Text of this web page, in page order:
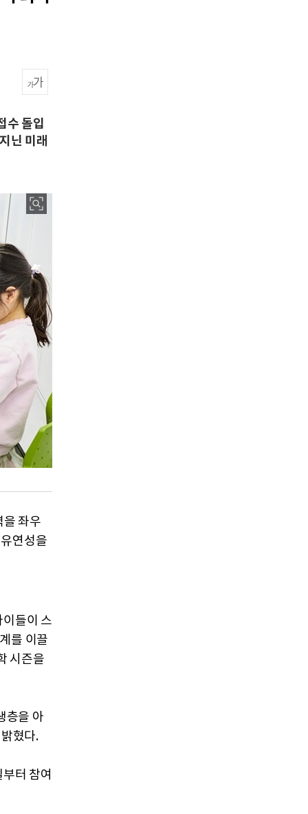
수 돌입
닌 미래
을 좌우
연성을
들이 스
를 이끌
시즌을
층을 아
혔다.
터 참여